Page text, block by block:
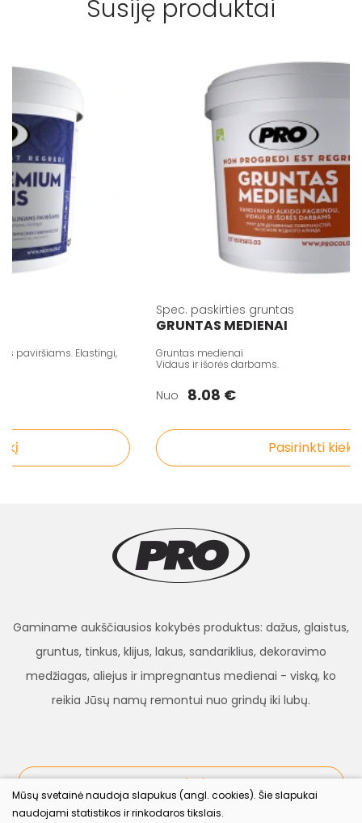
Susiję produktai
Elastingi,
Spec. paskirties gruntas
GRUNTAS MEDIENAI
Gruntas medienai
Vidaus ir išorės darbams.
Nuo 8.08 €
Pasirinkti kiekį
Gaminame aukščiausios kokybės produktus: dažus, glaistus,
gruntus, tinkus, klijus, lakus, sandariklius, dekoravimo
medžiagas, aliejus ir impregnantus medienai - viską, ko
reikia Jūsų namų remontui nuo grindų iki lubų.
procolor.lt
Mūsų svetainė naudoja slapukus (angl. cookies). Šie slapukai
naudojami statistikos ir rinkodaros tikslais.